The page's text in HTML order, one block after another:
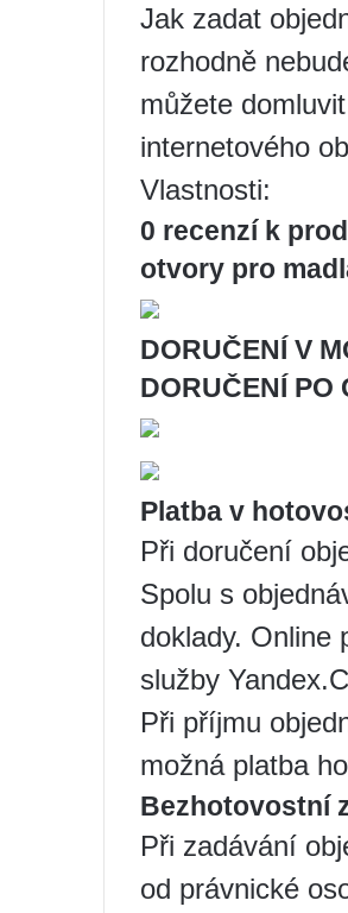
Jak zadat
rozhodně
můžete
internetového
Vlastnosti:
0 recenzí k
otvory pro
DORUČENÍ V
DORUČENÍ PO
Platba v
Při doručení
Spolu s
doklady. Online
služby
Při příjmu
možná platba
Bezhotovostní
Při zadávání
od právnické